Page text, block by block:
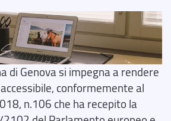
di Genova si impegna a rendere
conformemente al
n.106 che ha recepito la